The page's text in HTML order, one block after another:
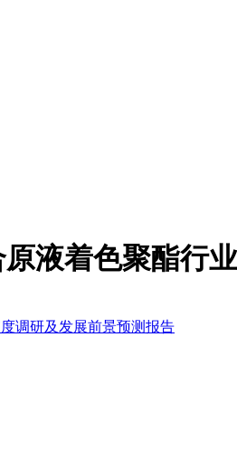
原液着色聚酯行
调研及发展前景预测报告